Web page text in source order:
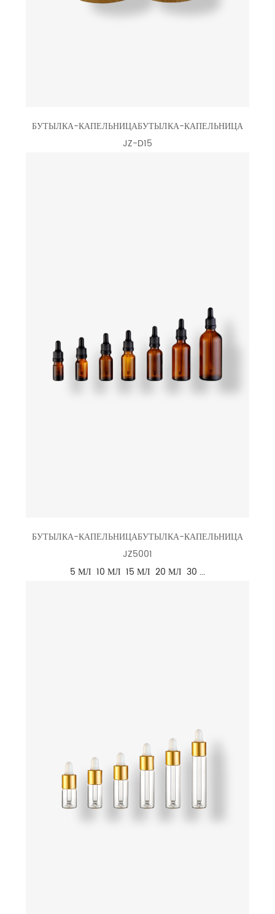
БУТЫЛКА-КАПЕЛЬНИЦАБУТЫЛКА-КАПЕЛЬНИЦА
JZ-D15
БУТЫЛКА-КАПЕЛЬНИЦАБУТЫЛКА-КАПЕЛЬНИЦА
JZ5001
5 МЛ 10 МЛ 15 МЛ 20 МЛ 30 ...